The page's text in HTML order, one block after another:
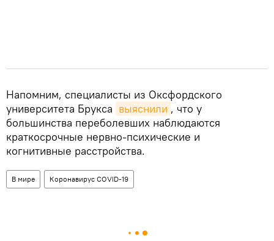
Напомним, специалисты из Оксфордского
университета Брукса выяснили , что у
большинства переболевших наблюдаются
краткосрочные нервно-психические и
когнитивные расстройства.
В мире Коронавирус COVID-19